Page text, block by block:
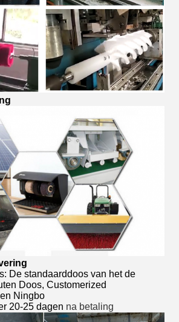
De standaarddoos van het de
Doos, Customerized
Ningbo
20-25 dagen na betaling